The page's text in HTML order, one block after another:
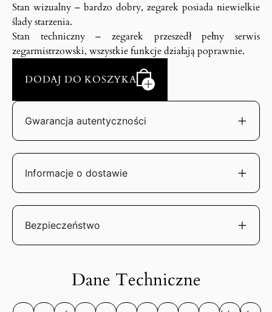
Stan wizualny – bardzo dobry, zegarek posiada niewielkie
ślady starzenia.
Stan techniczny – zegarek przeszedł pełny serwis
zegarmistrzowski, wszystkie funkcje działają poprawnie.
DODAJ DO KOSZYKA
Gwarancja autentyczności
Informacje o dostawie
Bezpieczeństwo
Dane Techniczne